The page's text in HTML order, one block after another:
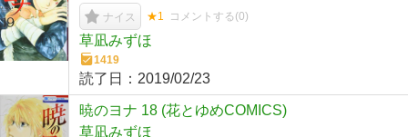
ナイス ★1 コメントする(0)
草凪みずほ
1419
読了日： 2019/02/23
暁のヨナ 18 (花とゆめCOMICS)
草凪みずほ